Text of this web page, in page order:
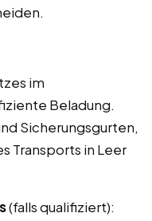
im
Beladung.
Sicherungsgurten,
Transports in Leer
(falls qualifiziert):